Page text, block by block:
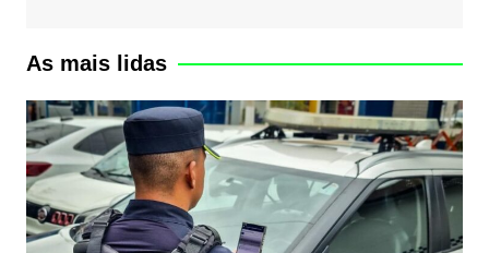
As mais lidas